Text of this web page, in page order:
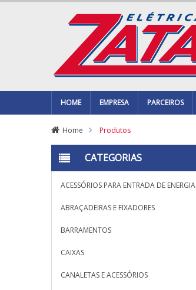
HOME EMPRESA PARCEIROS
Home Produtos
CATEGORIAS
ACESSÓRIOS PARA ENTRADA DE ENERGIA
ABRAÇADEIRAS E FIXADORES
BARRAMENTOS
CAIXAS
CANALETAS E ACESSÓRIOS